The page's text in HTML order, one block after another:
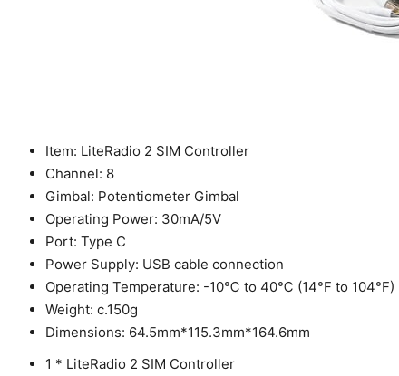
Item: LiteRadio 2 SIM Controller
Channel: 8
Gimbal: Potentiometer Gimbal
Operating Power: 30mA/5V
Port: Type C
Power Supply: USB cable connection
Operating Temperature: -10℃ to 40℃ (14°F to 104°F)
Weight: c.150g
Dimensions: 64.5mm*115.3mm*164.6mm
1 * LiteRadio 2 SIM Controller